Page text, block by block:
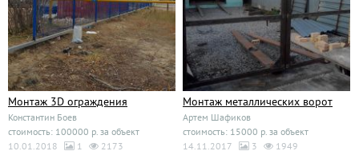
Монтаж 3D ограждения
Константин Боев
стоимость: 100000 р. за объект
10.01.2018
1 2173
Монтаж металлических ворот
Артем Шафиков
стоимость: 15000 р. за объект
14.11.2017
3 1949